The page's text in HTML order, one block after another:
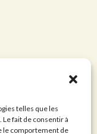
telles que les
fait de consentir à
le comportement de